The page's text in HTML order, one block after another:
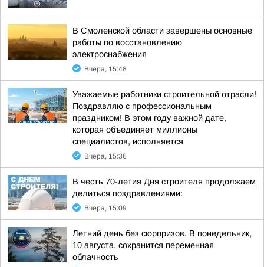
В Смоленской области завершены основные
работы по восстановлению
электроснабжения
Вчера, 15:48
Уважаемые работники строительной отрасли!
Поздравляю с профессиональным
праздником! В этом году важной дате,
которая объединяет миллионы
специалистов, исполняется
Вчера, 15:36
В честь 70-летия Дня строителя продолжаем
делиться поздравлениями:
Вчера, 15:09
Летний день без сюрпризов. В понедельник,
10 августа, сохранится переменная
облачность